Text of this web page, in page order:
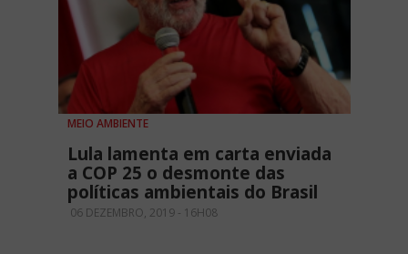
MEIO AMBIENTE
Lula lamenta em carta enviada
a COP 25 o desmonte das
políticas ambientais do Brasil
06 DEZEMBRO, 2019 - 16H08